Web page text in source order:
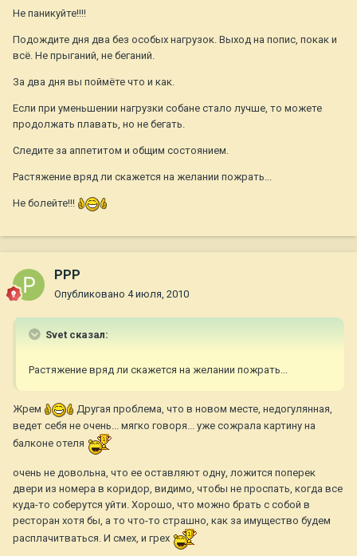
Не паникуйте!!!!
Подождите дня два без особых нагрузок. Выход на попис, покак и
всё. Не прыганий, не беганий.
За два дня вы поймёте что и как.
Если при уменьшении нагрузки собане стало лучше, то можете
продолжать плавать, но не бегать.
Следите за аппетитом и общим состоянием.
Растяжение вряд ли скажется на желании пожрать...
Не болейте!!!
РРР
Опубликовано 4 июля, 2010
Svet сказал:
Растяжение вряд ли скажется на желании пожрать...
Жрем
Другая проблема, что в новом месте, недогулянная,
ведет себя не очень... мягко говоря... уже сожрала картину на
балконе отеля
очень не довольна, что ее оставляют одну, ложится поперек
двери из номера в коридор, видимо, чтобы не проспать, когда все
куда-то соберутся уйти. Хорошо, что можно брать с собой в
ресторан хотя бы, а то что-то страшно, как за имущество будем
расплачитваться. И смех, и грех